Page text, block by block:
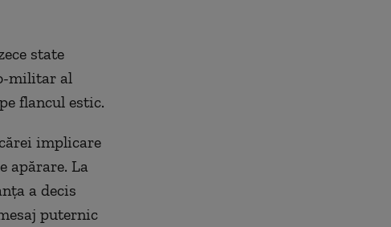
state
militar al
flancul estic.
implicare
apărare. La
a decis
puternic